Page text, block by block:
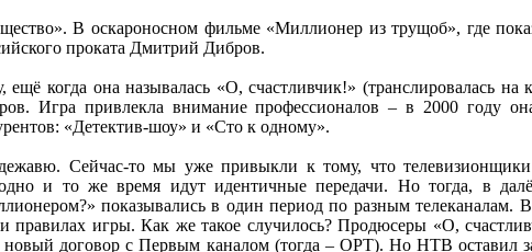
В оскароносном фильме «Миллионер из трущоб», где
проката Дмитрий Дибров.
ещё когда она называлась «О, счастливчик!» (транслировалась
Игра привлекла внимание профессионалов – в 2000 году
«Детектив-шоу» и «Сто к одному».
Сейчас-то мы уже привыкли к тому, что
и то же время идут идентичные передачи. Но тогда, в
показывались в один период по разным телеканалам.
правилах игры. Как же такое случилось? Продюсеры «О,
договор с Первым каналом (тогда – ОРТ). Но НТВ оставил